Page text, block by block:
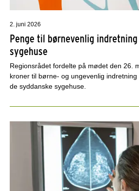
2. juni 2026
Penge til børnevenlig
sygehuse
Regionsrådet fordelte på mødet den 26.
kroner til børne- og ungevenlig
de syddanske sygehuse.